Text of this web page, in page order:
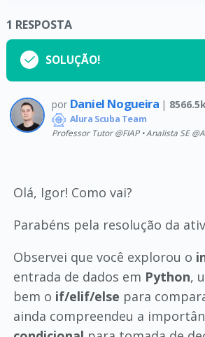
1 RESPOSTA
SOLUÇÃO!
por Daniel Nogueira |
Alura Scuba Team
Professor Tutor @FIAP • Analista SE
Olá, Igor! Como vai?
Parabéns pela resolução da
Observei que você explorou o
entrada de dados em Python,
bem o if/elif/else para
ainda compreendeu a